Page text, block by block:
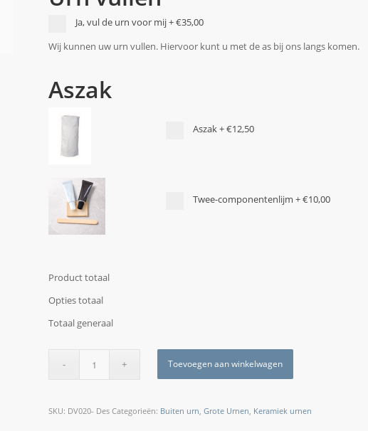
Ja, vul de urn voor mij+€35,00
Wij kunnen uw urn vullen. Hiervoor kunt u met de as bij ons langs komen.
Aszak
Aszak+€12,50
Twee-componentenlijm +€10,00
Product totaal
Opties totaal
Totaal generaal
Toevoegen aan winkelwagen
SKU: DV020- Des Categorieën: Buiten urn,Grote Urnen, Keramiek urnen